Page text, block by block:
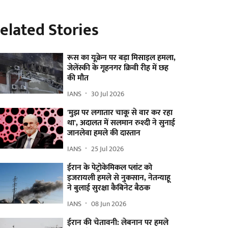
Stories
रूस का यूक्रेन पर बड़ा मिसाइल हमला,
जेलेंस्की के गृहनगर क्रिवी रीह में छह
की मौत
IANS 30 Jul 2026
'मुझ पर लगातार चाकू से वार कर रहा
था', अदालत में सलमान रुश्दी ने सुनाई
जानलेवा हमले की दास्तान
IANS 25 Jul 2026
ईरान के पेट्रोकेमिकल प्लांट को
इजरायली हमले से नुकसान, नेतन्याहू
ने बुलाई सुरक्षा कैबिनेट बैठक
IANS 08 Jun 2026
ईरान की चेतावनी: लेबनान पर हमले